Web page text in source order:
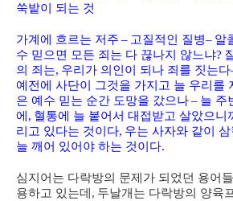
쑥밭이 되는 것
가계에 흐르는 저주 – 고질적인 질병– 알
수 믿으면 모든 죄는 다 끊나지 않느냐?
의 죄는, 우리가 의인이 되나 죄를 짓는다
예전에 사단이 그것을 가지고 늘 우리를
은 예수 믿는 순간 도망을 갔으나– 늘 주
에 , 혈통에 늘 붙어서 대접받고 살았으니
리고 있다는 것이다, 우는 사자와 같이
늘 깨어 있어야 하는 것이다.
심지어는 다락방의 문제가 되었던 용어
용하고 있는데 , 두날개는 다락방의 양육